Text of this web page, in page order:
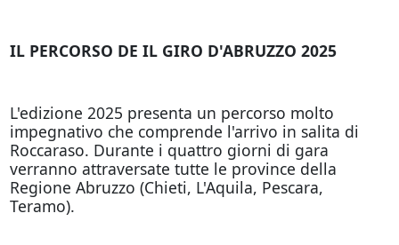
IL PERCORSO DE IL GIRO D'ABRUZZO 2025
L'edizione 2025 presenta un percorso molto
impegnativo che comprende l'arrivo in salita di
Roccaraso. Durante i quattro giorni di gara
verranno attraversate tutte le province della
Regione Abruzzo (Chieti, L'Aquila, Pescara,
Teramo).